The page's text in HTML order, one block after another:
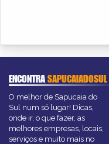
ENCONTRASAPUCAIADOSUL
O melhor de Sapucaia do
Sul num só lugar! Dicas,
onde ir, o que fazer, as
melhores empresas, locais,
serviços e muito mais no